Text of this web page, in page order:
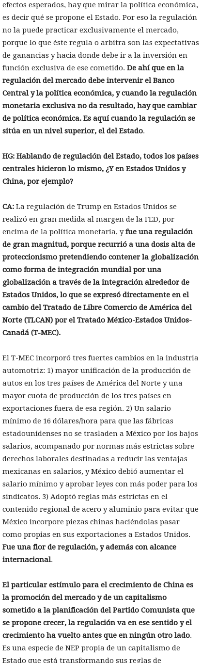
efectos esperados, hay que mirar la política económica,
es decir qué se propone el Estado. Por eso la regulación
no la puede practicar exclusivamente el mercado,
porque lo que éste regula o arbitra son las expectativas
de ganancias y hacia donde debe ir a la inversión en
función exclusiva de ese cometido. De ahí que en la
regulación del mercado debe intervenir el Banco
Central y la política económica, y cuando la regulación
monetaria exclusiva no da resultado, hay que cambiar
de política económica. Es aquí cuando la regulación se
sitúa en un nivel superior, el del Estado.
HG: Hablando de regulación del Estado, todos los países
centrales hicieron lo mismo, ¿Y en Estados Unidos y
China, por ejemplo?
CA: La regulación de Trump en Estados Unidos se
realizó en gran medida al margen de la FED, por
encima de la política monetaria, yfue una regulación
de gran magnitud, porque recurrió a una dosis alta de
proteccionismo pretendiendo contener la globalización
como forma de integración mundial por una
globalización a través de la integración alrededor de
Estados Unidos, lo que se expresó directamente en el
cambio del Tratado de Libre Comercio de América del
Norte (TLCAN) por el Tratado México-Estados Unidos-
Canadá (T-MEC).
El T-MEC incorporó tres fuertes cambios en la industria
automotriz: 1) mayor unificación de la producción de
autos en los tres países de América del Norte y una
mayor cuota de producción de los tres países en
exportaciones fuera de esa región. 2) Un salario
mínimo de 16 dólares/hora para que las fábricas
estadounidenses no se trasladen a México por los bajos
salarios, acompañado por normas más estrictas sobre
derechos laborales destinadas a reducir las ventajas
mexicanas en salarios, y México debió aumentar el
salario mínimo y aprobar leyes con más poder para los
sindicatos. 3) Adoptó reglas más estrictas en el
contenido regional de acero y aluminio para evitar que
México incorpore piezas chinas haciéndolas pasar
como propias en sus exportaciones a Estados Unidos.
Fue una flor de regulación, y además con alcance
internacional.
El particular estímulo para el crecimiento de China es
la promoción del mercado y de un capitalismo
sometido a la planificación del Partido Comunista que
se propone crecer, la regulación va en ese sentido y el
crecimiento ha vuelto antes que en ningún otro lado.
Es una especie de NEP propia de un capitalismo de
Estado que está transformando sus reglas de